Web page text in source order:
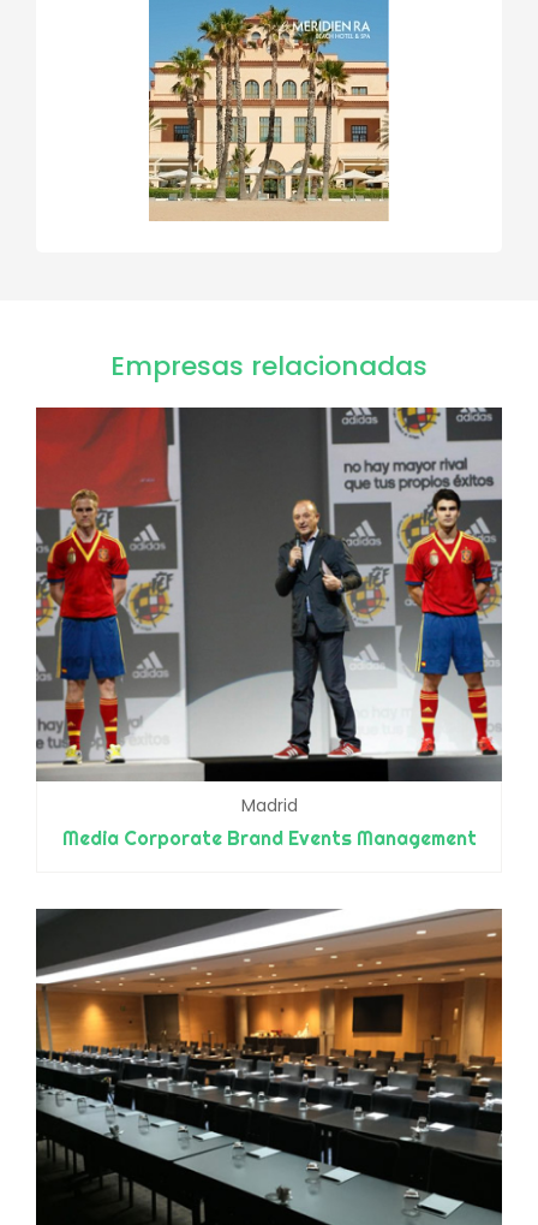
Empresas relacionadas
Madrid
Media Corporate Brand Events Management